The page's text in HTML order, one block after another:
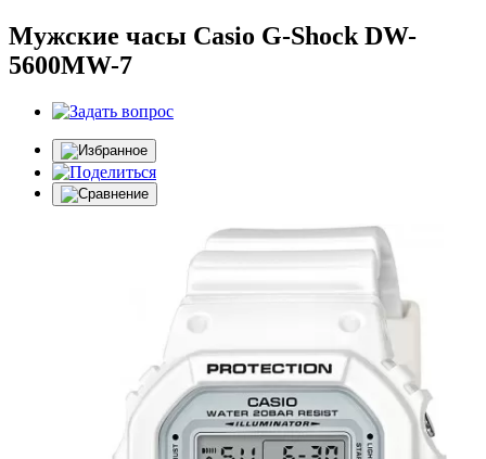
Мужские часы Casio G-Shock DW-
5600MW-7